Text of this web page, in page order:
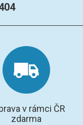
v rámci ČR
zdarma